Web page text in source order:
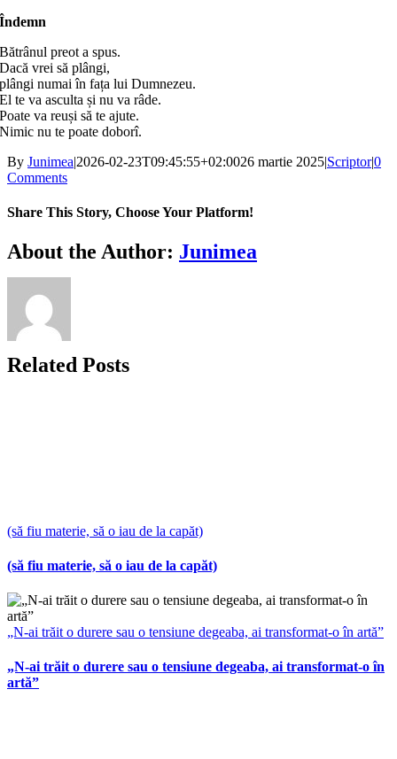
Îndemn
Bătrânul preot a spus.
Dacă vrei să plângi,
plângi numai în fața lui Dumnezeu.
El te va asculta și nu va râde.
Poate va reuși să te ajute.
Nimic nu te poate doborî.
By Junimea|2026-02-23T09:45:55+02:0026 martie 2025|Scriptor|0
Comments
Share This Story, Choose Your Platform!
Facebook
X
Bluesky
Reddit
LinkedIn
WhatsApp
Telegram
Tumblr
Xing
Email
Copy
Link
About the Author: Junimea
Related Posts
(să fiu materie, să o iau de la capăt)
(să fiu materie, să o iau de la capăt)
„N-ai trăit o durere sau o tensiune degeaba, ai transformat-o în artă”
„N-ai trăit o durere sau o tensiune degeaba, ai transformat-o în
artă”